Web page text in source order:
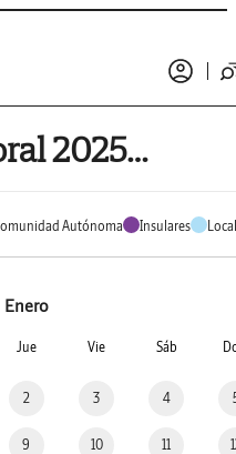
Calendario laboral 2025 de Gáldar
Autónoma Insulares
Enero
Jue Vie Sáb
2 3 4
9 10 11